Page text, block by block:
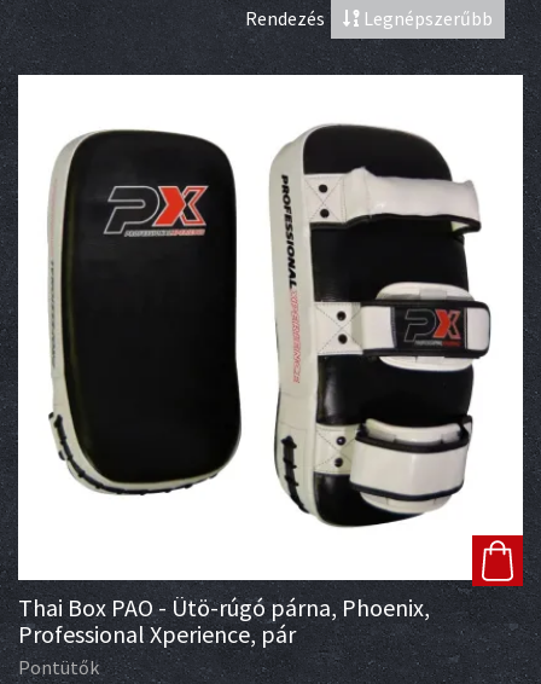
Rendezés Legnépszerűbb
Thai Box PAO - Ütö-rúgó párna, Phoenix,
Professional Xperience, pár
Pontütők